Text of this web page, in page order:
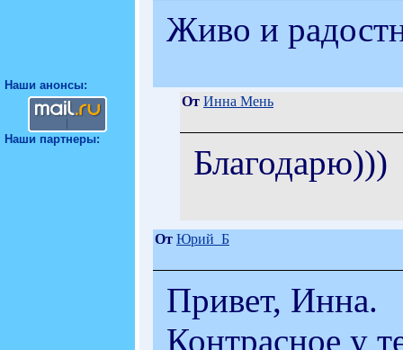
Наши анонсы:
Наши партнеры:
Живо и
От Инна Мень
Благодарю)))
От Юрий_Б
Привет, Инна.
Контрасное у